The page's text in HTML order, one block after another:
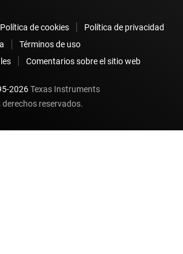
Política de cookies
Política de privacidad
Términos de uso
Comentarios sobre el sitio web
2026Texas Instruments
reservados.